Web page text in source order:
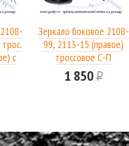
с
Зеркало боковое 2108-
99, 2113-15 (правое)
троссовое С-П
1 850Р